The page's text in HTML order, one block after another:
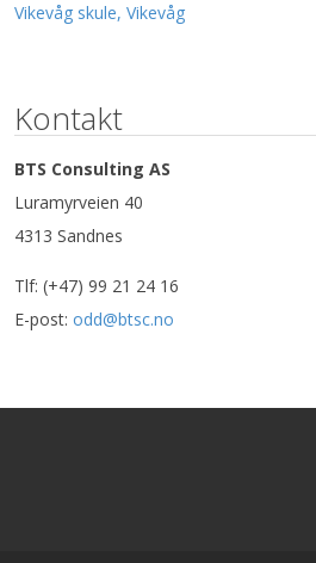
Vikevåg skule, Vikevåg
Kontakt
BTS Consulting AS
Luramyrveien 40
4313 Sandnes
Tlf: (+47) 99 21 24 16
E-post: odd@btsc.no